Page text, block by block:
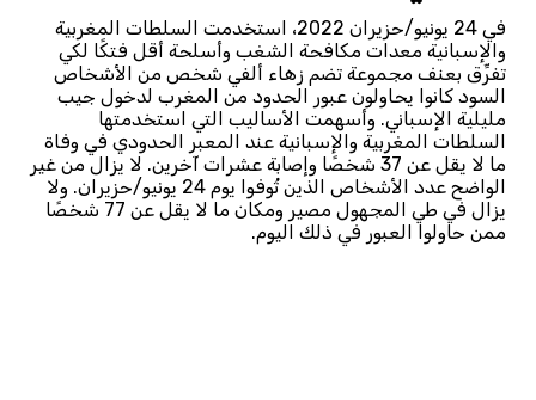
في 24 يونيو/حزيران 2022، استخدمت السلطات المغربية
والإسبانية معدات مكافحة الشغب وأسلحة أقل فتكًا لكي
تفرِّق بعنف مجموعة تضم زهاء ألفي شخص من الأشخاص
السود كانوا يحاولون عبور الحدود من المغرب لدخول جيب
مليلية الإسباني. وأسهمت الأساليب التي استخدمتها
السلطات المغربية والإسبانية عند المعبر الحدودي في وفاة
ما لا يقل عن 37 شخصًا وإصابة عشرات آخرين. لا يزال من غير
الواضح عدد الأشخاص الذين تُوفوا يوم 24 يونيو/حزيران. ولا
يزال في طي المجهول مصير ومكان ما لا يقل عن 77 شخصًا
ممن حاولوا العبور في ذلك اليوم.